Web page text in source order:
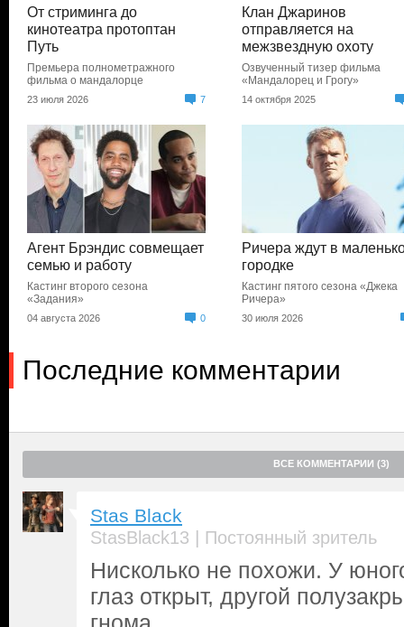
От стриминга до
кинотеатра протоптан
Путь
Премьера полнометражного
фильма о мандалорце
23 июля 2026 7
Клан Джаринов
отправляется на
межзвездную охоту
Озвученный тизер фильма
«Мандалорец и Грогу»
14 октября 2025
Агент Брэндис совмещает
семью и работу
Кастинг второго сезона
«Задания»
04 августа 2026 0
Ричера ждут в
городке
Кастинг пятого сезона «Джека
Ричера»
30 июля 2026
Последние комментарии
ВСЕ КОММЕНТАРИИ (3)
Stas Black
StasBlack13 | Постоянный зритель
Нисколько не похожи. У
глаз открыт, другой